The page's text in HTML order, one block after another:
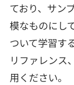
ており、サン
模なものにし
ついて学習す
リファレンス
用ください。